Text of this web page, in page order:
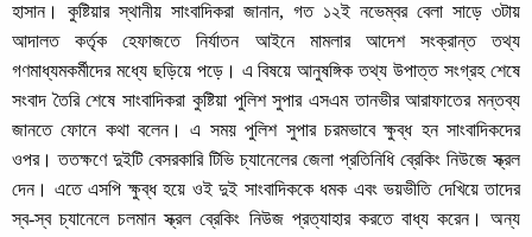
হাসান। কুষ্টিয়ার স্থানীয় সাংবাদিকরা জানান, গত ১২ই নভেম্বর বেলা সাড়ে ৩টায়
আদালত কর্তৃক হেফাজতে নির্যাতন আইনে মামলার আদেশ সংক্রান্ত তথ্য
গণমাধ্যমকর্মীদের মধ্যে ছড়িয়ে পড়ে। এ বিষয়ে আনুষঙ্গিক তথ্য উপাত্ত সংগ্রহ শেষে
সংবাদ তৈরি শেষে সাংবাদিকরা কুষ্টিয়া পুলিশ সুপার এসএম তানভীর আরাফাতের মন্তব্য
জানতে ফোনে কথা বলেন। এ সময় পুলিশ সুপার চরমভাবে ক্ষুব্ধ হন সাংবাদিকদের
ওপর। ততক্ষণে দুইটি বেসরকারি টিভি চ্যানেলের জেলা প্রতিনিধি ব্রেকিং নিউজে স্ক্রল
দেন। এতে এসপি ক্ষুব্ধ হয়ে ওই দুই সাংবাদিককে ধমক এবং ভয়ভীতি দেখিয়ে তাদের
স্ব-স্ব চ্যানেলে চলমান স্ক্রল ব্রেকিং নিউজ প্রত্যাহার করতে বাধ্য করেন। অন্য